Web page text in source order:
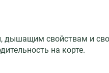
дышащим свойствам и
на корте.